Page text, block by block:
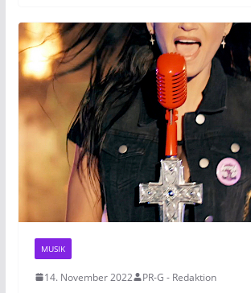
MUSIK
14. November 2022 PR-G - Redaktion